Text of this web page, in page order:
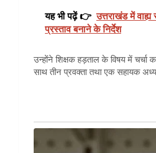
यह भी पढ़ें 👉 उत्तराखंड में
प्रस्ताव बनाने के निर्देश
उन्होंने शिक्षक हड़ताल के विषय में
साथ तीन प्रवक्ता तथा एक सहायक